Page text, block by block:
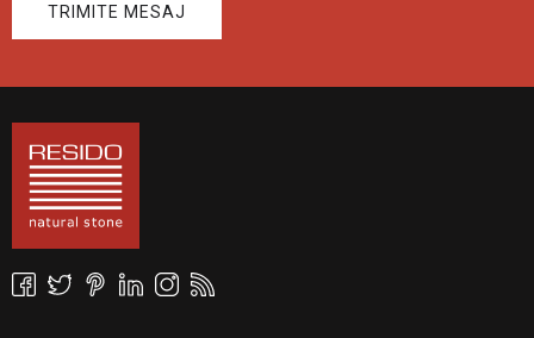
TRIMITE MESAJ